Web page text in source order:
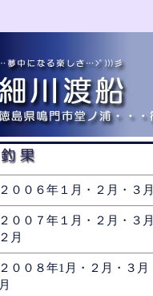
２００６年１月・２月・３
２００７年 １月 ・ ２月 ・ ３
２月
２００８年1月 ・ ２月 ・ ３月
月